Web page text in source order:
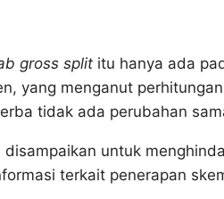
gross split itu hanya ada
yang menganut perhitungan
tidak ada perubahan
untuk
terkait penerapan